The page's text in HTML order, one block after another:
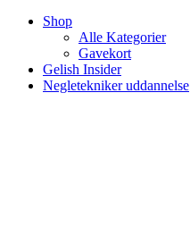
Shop
Alle Kategorier
Gavekort
Gelish Insider
Negletekniker uddannelse